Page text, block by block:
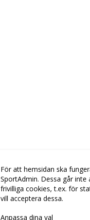
För att hemsidan ska
SportAdmin. Dessa går inte
frivilliga cookies, t.ex. för
vill acceptera dessa.
Anpassa dina val